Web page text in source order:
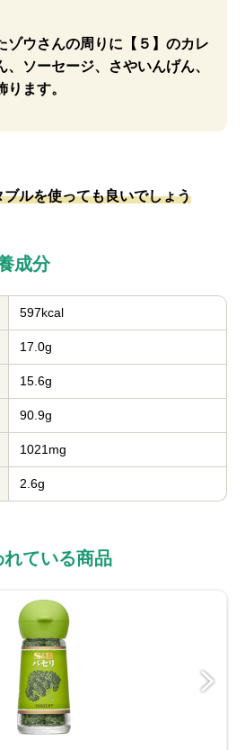
ゾウさんの周りに【５】のカレ
、ソーセージ、さやいんげん、
ます。
ルを使っても良いでしょう
成分
597kcal
17.0g
15.6g
90.9g
1021mg
2.6g
ている商品